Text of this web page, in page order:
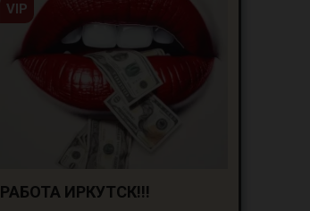
VIP
РАБОТА ИРКУТСК!!!